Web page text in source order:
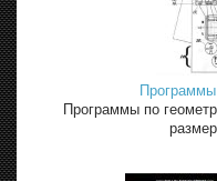
Программы
Программы по